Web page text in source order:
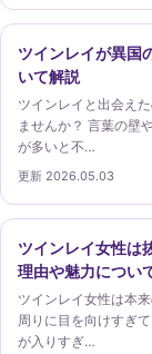
ツインレイが異国
いて解説
ツインレイと出会え
ませんか？ 言葉の壁
が多いと不…
更新 2026.05.03
ツインレイ女性は
理由や魅力につい
ツインレイ女性は本
周りに目を向けすぎ
が入りすぎ…